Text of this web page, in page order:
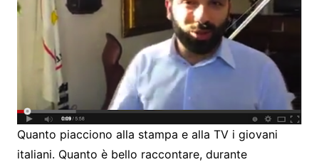
Quanto piacciono alla stampa e alla TV i giovani
italiani. Quanto è bello raccontare, durante